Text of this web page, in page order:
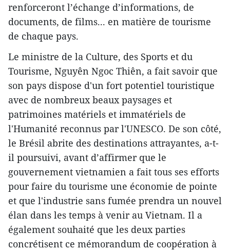
renforceront l’échange d’informations, de
documents, de films... en matière de tourisme
de chaque pays.
Le ministre de la Culture, des Sports et du
Tourisme, Nguyên Ngoc Thiên, a fait savoir que
son pays dispose d'un fort potentiel touristique
avec de nombreux beaux paysages et
patrimoines matériels et immatériels de
l'Humanité reconnus par l'UNESCO. De son côté,
le Brésil abrite des destinations attrayantes, a-t-
il poursuivi, avant d’affirmer que le
gouvernement vietnamien a fait tous ses efforts
pour faire du tourisme une économie de pointe
et que l'industrie sans fumée prendra un nouvel
élan dans les temps à venir au Vietnam. Il a
également souhaité que les deux parties
concrétisent ce mémorandum de coopération ​à